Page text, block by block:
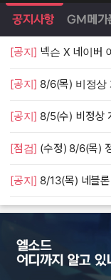
엘소드 소식
공지사항 GM메가
[공지] 넥슨 X 네이버
[공지]
[공지]
[점검] (수정) 8/6(목)
[공지]
엘소드 어디까